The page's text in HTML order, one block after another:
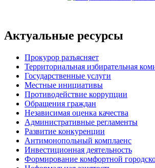
Актуальные ресурсы
Прокурор разъясняет
Территориальная избирательная
Государственные услуги
Местные инициативы
Противодействие коррупции
Обращения граждан
Независимая оценка качества
Административные регламенты
Развитие конкуренции
Антимонопольный комплаенс
Инвестиционная деятельность
Формирование комфортной